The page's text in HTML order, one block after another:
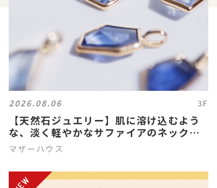
2026.08.06 3F
【天然石ジュエリー】肌に溶け込むよう
な、淡く軽やかなサファイアのネックレ
スとリング
マザーハウス